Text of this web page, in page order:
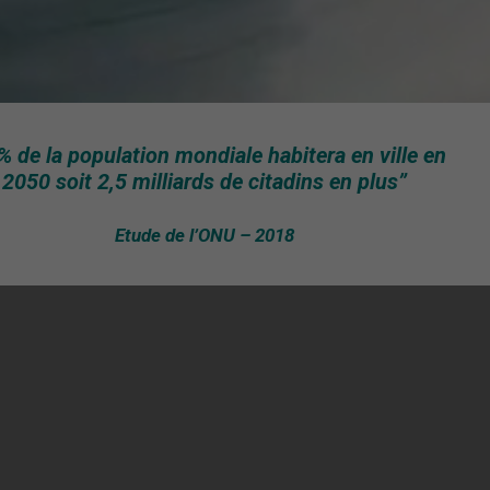
de la population mondiale habitera en ville en
2050 soit 2,5 milliards de citadins en plus”
Etude de l’ONU – 2018